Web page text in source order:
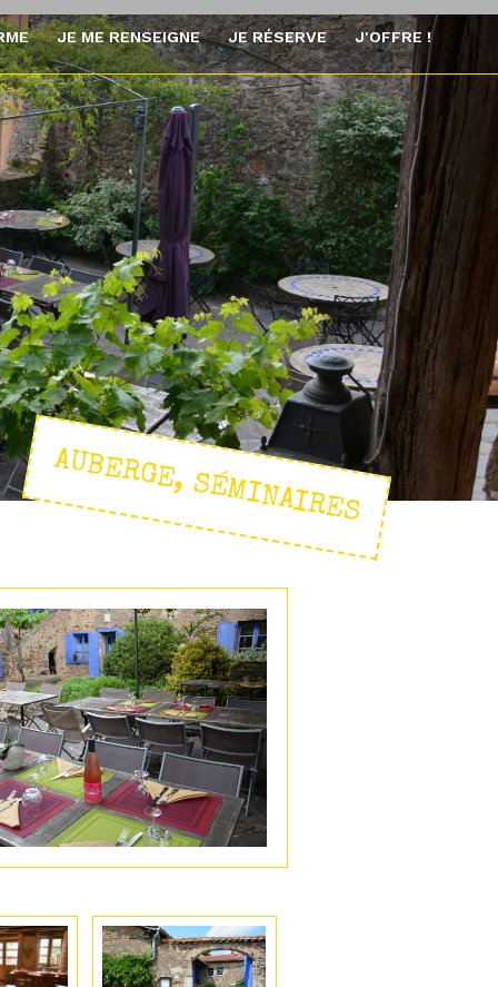
JE ME RENSEIGNE JE RÉSERVE J'OFFRE !
AUBERGE, SÉMINAIRES